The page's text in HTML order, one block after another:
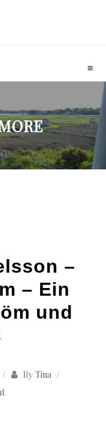
–
– Ein
und
By Tina